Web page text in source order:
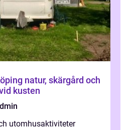
och
kusten
utomhusaktiviteter